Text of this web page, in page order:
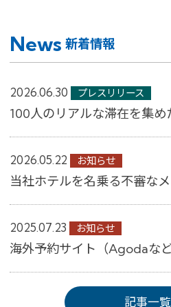
News 新着情報
2026.06.30 プレスリリース
2026.05.22 お知らせ
2025.07.23 お知らせ
記事一覧